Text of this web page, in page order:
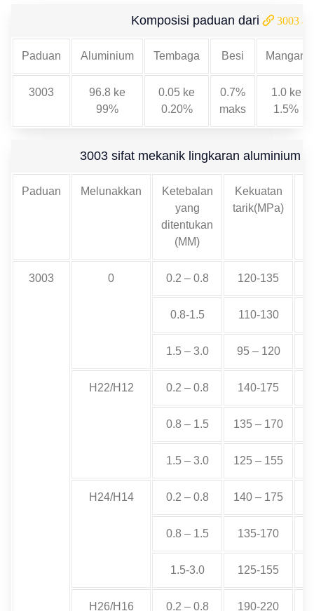
Komposisi paduan dari 3003
Paduan Aluminium Tembaga Besi Mangan
3003
96.8 ke
99%
0.05 ke
0.20%
0.7%
maks
1.0 ke
1.5%
3003 sifat mekanik lingkaran aluminium
Paduan Melunakkan
Ketebalan
yang
ditentukan
(MM)
Kekuatan
tarik(MPa)
3003 0 0.2 – 0.8 120-135
0.8-1.5 110-130
1.5 – 3.0 95 – 120
H22/H12 0.2 – 0.8 140-175
0.8 – 1.5 135 – 170
1.5 – 3.0 125 – 155
H24/H14 0.2 – 0.8 140 – 175
0.8 – 1.5 135-170
1.5-3.0 125-155
H26/H16 0.2 – 0.8 190-220